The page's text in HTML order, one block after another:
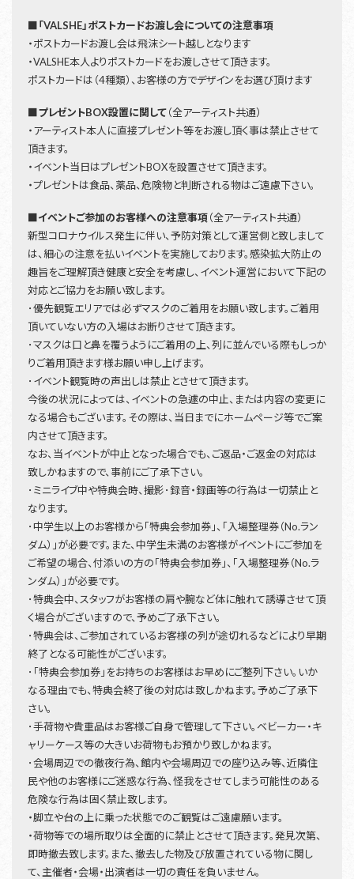
■「VALSHE」ポストカードお渡し会についての注意事項
・ポストカードお渡し会は飛沫シート越しとなります
・VALSHE本人よりポストカードをお渡しさせて頂きます。
ポストカードは（4種類）、お客様の方でデザインをお選び頂けます
■プレゼントBOX設置に関して（全アーティスト共通）
・アーティスト本人に直接プレゼント等をお渡し頂く事は禁止させて
頂きます。
・イベント当日はプレゼントBOXを設置させて頂きます。
・プレゼントは食品、薬品、危険物と判断される物はご遠慮下さい。
■イベントご参加のお客様への注意事項（全アーティスト共通）
新型コロナウイルス発生に伴い、予防対策として運営側と致しまして
は、細心の注意を払いイベントを実施しております。感染拡大防止の
趣旨をご理解頂き健康と安全を考慮し、イベント運営において下記の
対応とご協力をお願い致します。
･優先観覧エリアでは必ずマスクのご着用をお願い致します。ご着用
頂いていない方の入場はお断りさせて頂きます。
･マスクは口と鼻を覆うようにご着用の上、列に並んでいる際もしっか
りご着用頂きます様お願い申し上げます。
･イベント観覧時の声出しは禁止とさせて頂きます。
今後の状況によっては、イベントの急遽の中止、または内容の変更に
なる場合もございます。その際は、当日までにホームページ等でご案
内させて頂きます。
なお、当イベントが中止となった場合でも、ご返品・ご返金の対応は
致しかねますので、事前にご了承下さい。
･ミニライブ中や特典会時、撮影･録音・録画等の行為は一切禁止と
なります。
･中学生以上のお客様から「特典会参加券」、「入場整理券（No.ラン
ダム）」が必要です。また、中学生未満のお客様がイベントにご参加を
ご希望の場合、付添いの方の「特典会参加券」、「入場整理券（No.ラ
ンダム）」が必要です。
･特典会中、スタッフがお客様の肩や腕など体に触れて誘導させて頂
く場合がございますので、予めご了承下さい。
･特典会は、ご参加されているお客様の列が途切れるなどにより早期
終了となる可能性がございます。
･「特典会参加券」をお持ちのお客様はお早めにご整列下さい。いか
なる理由でも、特典会終了後の対応は致しかねます。予めご了承下
さい。
･手荷物や貴重品はお客様ご自身で管理して下さい。ベビーカー・キ
ャリーケース等の大きいお荷物もお預かり致しかねます。
･会場周辺での徹夜行為、館内や会場周辺での座り込み等、近隣住
民や他のお客様にご迷惑な行為、怪我をさせてしまう可能性のある
危険な行為は固く禁止致します。
・脚立や台の上に乗った状態でのご観覧はご遠慮願います。
・荷物等での場所取りは全面的に禁止とさせて頂きます。発見次第、
即時撤去致します。また、撤去した物及び放置されている物に関し
て、主催者・会場・出演者は一切の責任を負いません。